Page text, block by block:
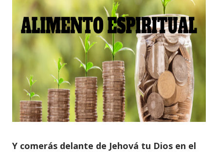
Y comerás delante de Jehová tu Dios en el